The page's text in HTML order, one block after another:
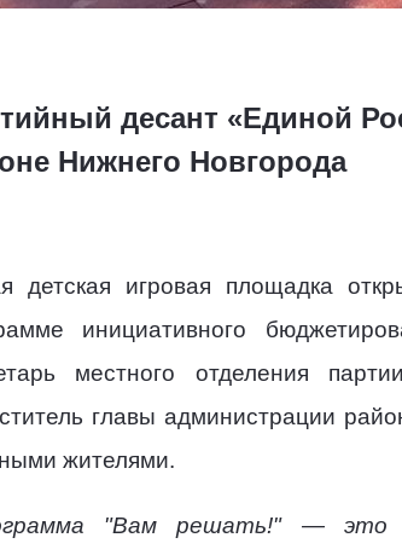
десант «Единой
Нижнего Новгорода
детская игровая площадка
инициативного
местного отделения
главы администрации
жителями.
"Вам решать!" — это